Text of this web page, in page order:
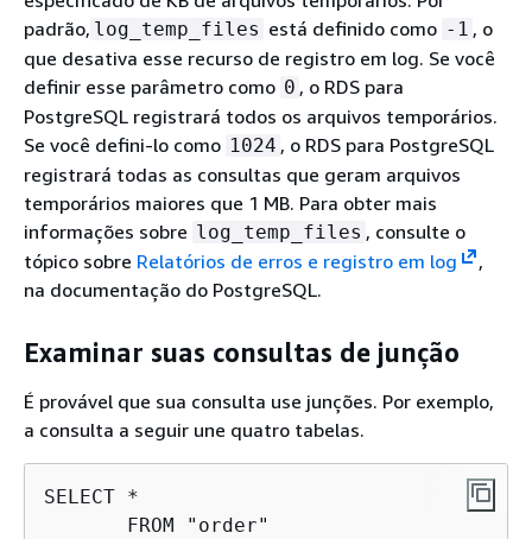
padrão, log_temp_files está definido como -1 , o
que desativa esse recurso de registro em log. Se você
definir esse parâmetro como 0 , o RDS para
PostgreSQL registrará todos os arquivos temporários.
Se você defini-lo como 1024 , o RDS para PostgreSQL
registrará todas as consultas que geram arquivos
temporários maiores que 1 MB. Para obter mais
informações sobre log_temp_files , consulte o
tópico sobre Relatórios de erros e registro em log
,
na documentação do PostgreSQL.
Examinar suas consultas de junção
É provável que sua consulta use junções. Por exemplo,
a consulta a seguir une quatro tabelas.
SELECT *
       FROM "order"